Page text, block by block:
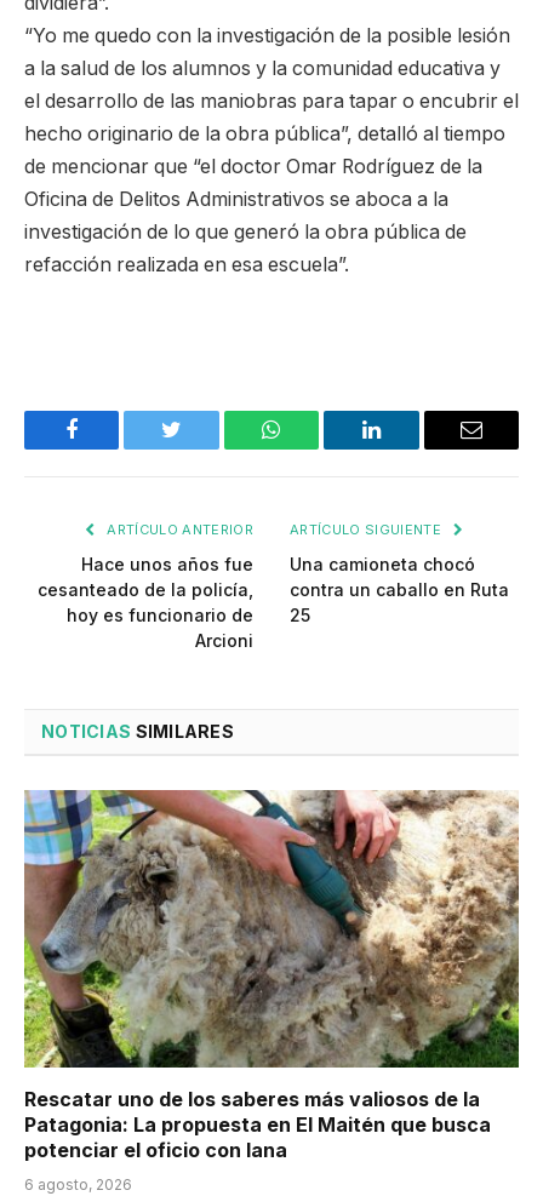
“Yo me quedo con la investigación de la posible lesión
a la salud de los alumnos y la comunidad educativa y
el desarrollo de las maniobras para tapar o encubrir el
hecho originario de la obra pública”, detalló al tiempo
de mencionar que “el doctor Omar Rodríguez de la
Oficina de Delitos Administrativos se aboca a la
investigación de lo que generó la obra pública de
refacción realizada en esa escuela”.
Facebook Twitter WhatsApp LinkedIn Email
ARTÍCULO ANTERIOR
Hace unos años fue
cesanteado de la policía,
hoy es funcionario de
Arcioni
ARTÍCULO SIGUIENTE
Una camioneta chocó
contra un caballo en Ruta
25
NOTICIAS SIMILARES
Rescatar uno de los saberes más valiosos de la
Patagonia: La propuesta en El Maitén que busca
potenciar el oficio con lana
6 agosto, 2026